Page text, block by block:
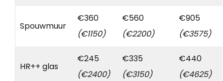
Spouwmuur
€360
(€1150)
€560
(€2200)
€905
(€3575)
HR++ glas
€245
(€2400)
€335
(€3150)
€440
(€4625)